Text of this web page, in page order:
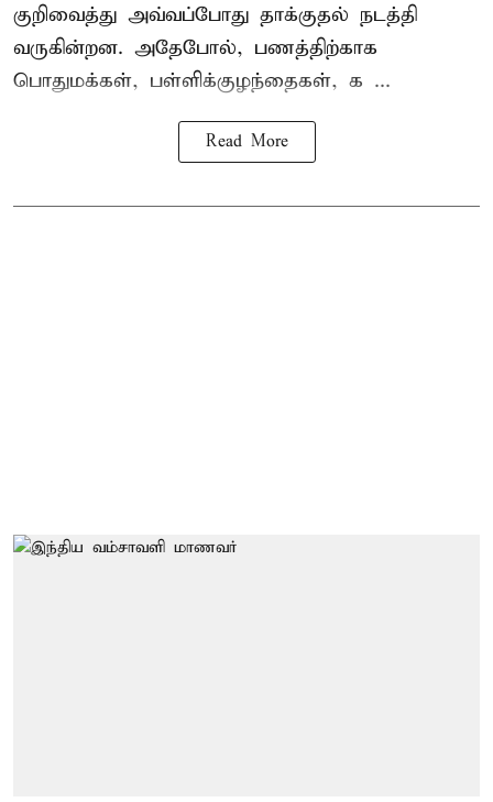
குறிவைத்து அவ்வப்போது தாக்குதல் நடத்தி
வருகின்றன. அதேபோல், பணத்திற்காக
பொதுமக்கள், பள்ளிக்குழந்தைகள், க ...
Read More